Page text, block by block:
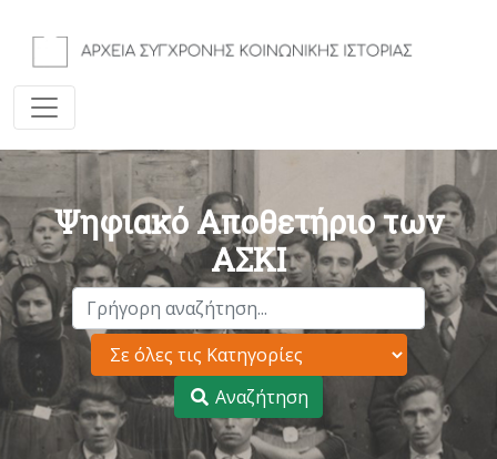
Ψηφιακό Αποθετήριο των
ΑΣΚΙ
Αναζήτηση